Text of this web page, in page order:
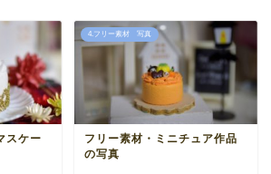
スケー
4.フリー素材 写真
フリー素材・ミニチュア作品
の写真